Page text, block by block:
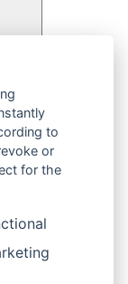
zu, dass wir Ihre
to
or
for the